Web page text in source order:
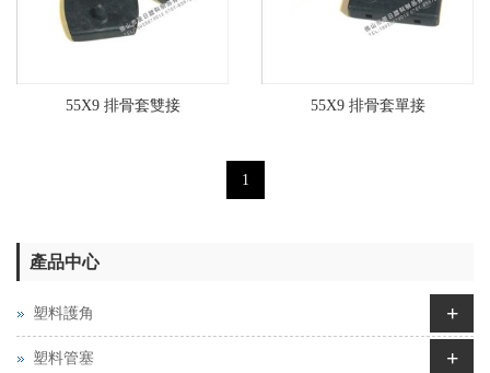
55X9 排骨套雙接 55X9 排骨套單接
1
產品中心
塑料護角 +
塑料管塞 +